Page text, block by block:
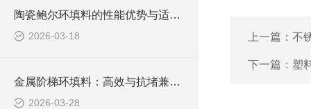
陶瓷鲍尔环填料的性能优势与适用场景
2026-03-18
金属阶梯环填料：高效与抗堵兼备的化工 “全能选手”
2026-03-28
上一篇： 不
下一篇： 塑